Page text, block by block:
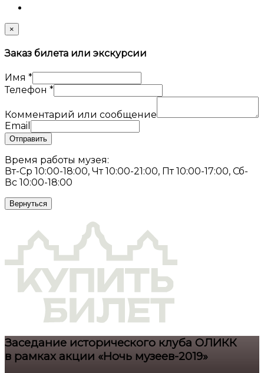
×
Заказ билета или экскурсии
Имя *
Телефон *
Комментарий или сообщение
Email
Отправить
Время работы музея:
Вт-Ср 10:00-18:00, Чт 10:00-21:00, Пт 10:00-17:00, Сб-
Вс 10:00-18:00
Вернуться
Заседание исторического клуба ОЛИКК
в рамках акции «Ночь музеев-2019»